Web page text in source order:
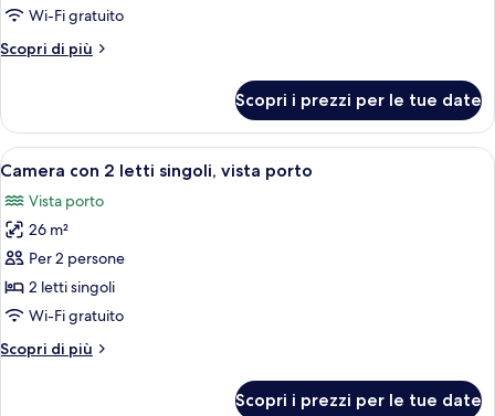
portoWi-Fi gratuito
Scopri di più
Altri
vista
porto
Scopri i prezzi per le tue date
Apri
tutte
le
foto
per
Camera
con
letti
2
Camera con 2 letti singoli, vista porto
Vista porto
26 m²
Per 2 persone
2 letti singoli
Wi-Fi gratuito
Scopri di più
Altri
Scopri i prezzi per le tue date